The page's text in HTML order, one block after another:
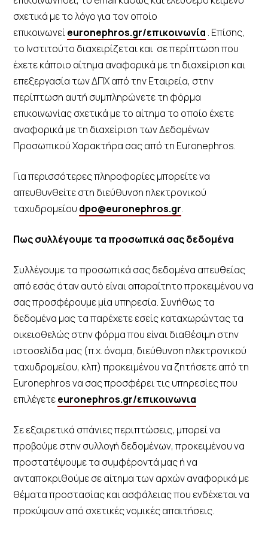
σχετικά με το λόγο για τον οποίο
επικοινωνείeuronephros.gr/επικοινωνία . Επίσης,
το Ινστιτούτο διαχειρίζεται και σε περίπτωση που
έχετε κάποιο αίτημα αναφορικά με τη διαχείριση και
επεξεργασία των ΔΠΧ από την Εταιρεία, στην
περίπτωση αυτή συμπληρώνετε τη φόρμα
επικοινωνίας σχετικά με το αίτημα το οποίο έχετε
αναφορικά με τη διαχείριση των Δεδομένων
Προσωπικού Χαρακτήρα σας από τη Euronephros.
Για περισσότερες πληροφορίες μπορείτε να
απευθυνθείτε στη διεύθυνση ηλεκτρονικού
ταχυδρομείου dpo@euronephros.gr.
Πως συλλέγουμε τα προσωπικά σας δεδομένα
Συλλέγουμε τα προσωπικά σας δεδομένα απευθείας
από εσάς όταν αυτό είναι απαραίτητο προκειμένου να
σας προσφέρουμε μία υπηρεσία. Συνήθως τα
δεδομένα μας τα παρέχετε εσείς καταχωρώντας τα
οικειοθελώς στην φόρμα που είναι διαθέσιμη στην
ιστοσελίδα μας (π.χ. όνομα, διεύθυνση ηλεκτρονικού
ταχυδρομείου, κλπ) προκειμένου να ζητήσετε από τη
Euronephros να σας προσφέρει τις υπηρεσίες που
επιλέγετεeuronephros.gr/επικοινωνια
Σε εξαιρετικά σπάνιες περιπτώσεις, μπορεί να
προβούμε στην συλλογή δεδομένων, προκειμένου να
προστατέψουμε τα συμφέροντά μας ή να
ανταποκριθούμε σε αίτημα των αρχών αναφορικά με
θέματα προστασίας και ασφάλειας που ενδέχεται να
προκύψουν από σχετικές νομικές απαιτήσεις.